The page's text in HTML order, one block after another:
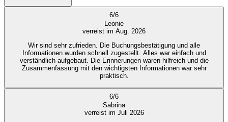
6/6
Leonie
verreist im Aug. 2026
Wir sind sehr zufrieden. Die Buchungsbestätigung und alle
Informationen wurden schnell zugestellt. Alles war einfach und
verständlich aufgebaut. Die Erinnerungen waren hilfreich und die
Zusammenfassung mit den wichtigsten Informationen war sehr
praktisch.
6/6
Sabrina
verreist im Juli 2026